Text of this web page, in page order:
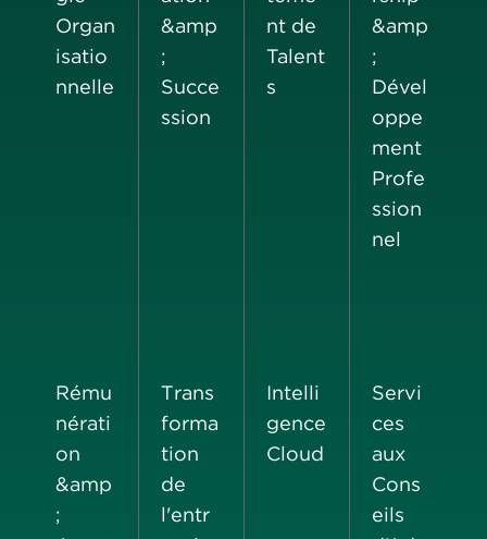
Organ
isatio
nnelle
&amp
;
Succe
ssion
nt de
Talent
s
&amp
;
Dével
oppe
ment
Profe
ssion
nel
Rému
nérati
on
&amp
;
Trans
forma
tion
de
l'entr
Intelli
gence
Cloud
Servi
ces
aux
Cons
eils